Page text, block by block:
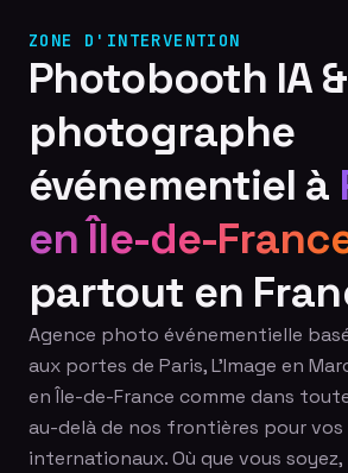
ZONE D'INTERVENTION
Photobooth IA &
photographe
événementiel à
en Île-de-
partout en
Agence photo événementielle
aux portes de Paris, L'Image en
en Île-de-France comme dans
au-delà de nos frontières pour
internationaux. Où que vous